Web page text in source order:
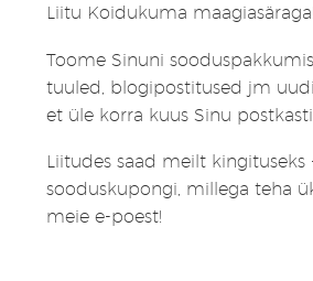
Liitu Koidukuma maagiasäraga!
Toome Sinuni
tuuled, blogipostitused jm
et üle korra kuus Sinu
Liitudes saad meilt kingituseks
sooduskupongi, millega teha
meie e-poest!